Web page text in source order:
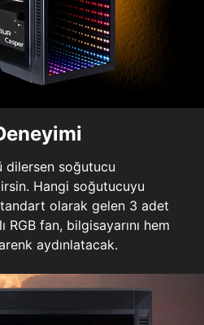
dilersen soğutucu
Hangi soğutucuyu
olarak gelen 3 adet
RGB fan, bilgisayarını hem
aydınlatacak.